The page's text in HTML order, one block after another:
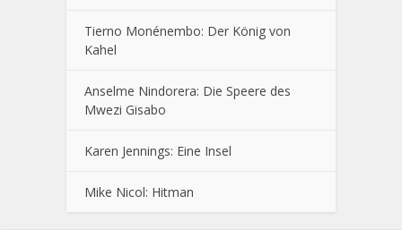
Tierno Monénembo: Der König von
Kahel
Anselme Nindorera: Die Speere des
Mwezi Gisabo
Karen Jennings: Eine Insel
Mike Nicol: Hitman